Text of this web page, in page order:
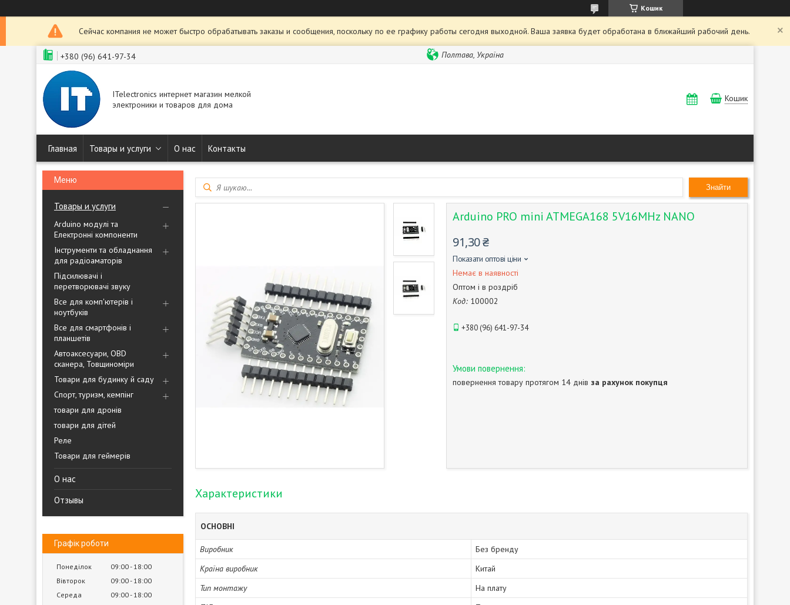
Кошик
Сейчас компания не может быстро обрабатывать заказы и сообщения, поскольку по ее графику работы сегодня выходной. Ваша заявка будет обработана в ближайший рабочий день.
+380 (96) 641-97-34 Полтава, Україна
ITelectronics интернет магазин мелкой
электроники и товаров для дома
Кошик
Главная Товары и услуги О нас Контакты
Товары и услуги
Arduino модулі та
Електронні компоненти
Інструменти та обладнання
для радіоаматорів
Підсилювачі і
перетворювачі звуку
Все для комп'ютерів і
ноутбуків
Все для смартфонів і
планшетів
Автоаксесуари, OBD
сканера, Товщиноміри
Товари для будинку й саду
Спорт, туризм, кемпінг
товари для дронів
товари для дітей
Реле
Товари для геймерів
О нас
Отзывы
Графік роботи
Понеділок 09:00 18:00
Вівторок
09:00 18:00
Середа
09:00 18:00
Знайти
Arduino PRO mini ATMEGA168 5V16MHz NANO
91,30 ₴
Показати оптові ціни
Немає в наявності
Оптом і в роздріб
Код: 100002
+380 (96) 641-97-34
повернення товару протягом 14 днів за рахунок покупця
Характеристики
ОСНОВНІ
Виробник
Без бренду
Країна виробник
Китай
Тип монтажу
На плату